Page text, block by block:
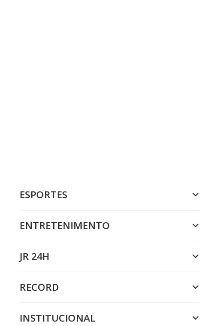
ESPORTES
ENTRETENIMENTO
JR 24H
RECORD
INSTITUCIONAL